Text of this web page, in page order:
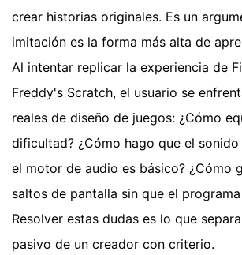
crear historias originales. Es un
imitación es la forma más alta de
Al intentar replicar la experiencia de
Freddy's Scratch, el usuario se
reales de diseño de juegos: ¿Cómo
dificultad? ¿Cómo hago que el sonido
el motor de audio es básico? ¿Cómo
saltos de pantalla sin que el
Resolver estas dudas es lo que
pasivo de un creador con criterio.